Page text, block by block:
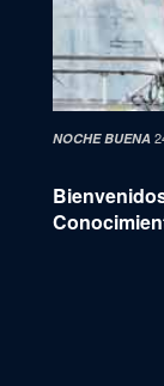
NOCHE BUENA